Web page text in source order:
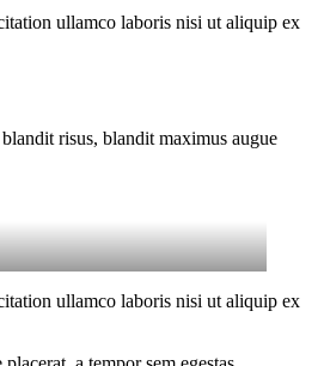
ullamco laboris nisi ut aliquip ex
risus, blandit maximus augue
ullamco laboris nisi ut aliquip ex